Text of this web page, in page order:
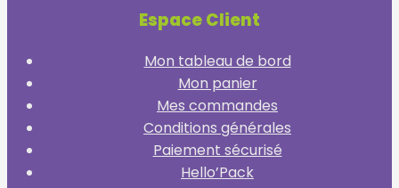
Espace Client
Mon tableau de bord
Mon panier
Mes commandes
Conditions générales
Paiement sécurisé
Hello’Pack